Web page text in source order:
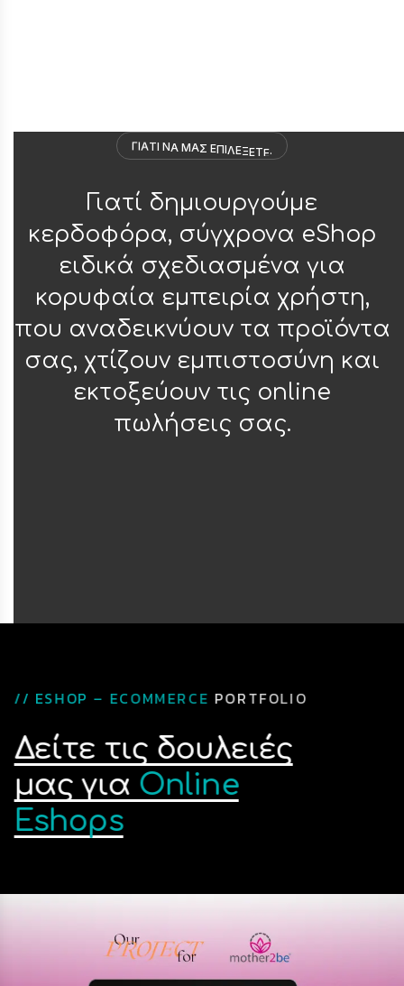
ΓΙΑΤΙ ΝΑ ΜΑΣ ΕΠΙ ΛΕΞΕΤΕ
Γιατί δημιουργούμε
κερδοφόρα, σύγχρονα eShop
ειδικά σχεδιασμένα για
κορυφαία εμπειρία χρήστη,
που αναδεικνύουν τα προϊόντα
σας, χτίζουν εμπιστοσύνη και
εκτοξεύουν τις online
πωλήσεις σας.
// ESHOP – ECOMMERCE PORTFOLIO
Δείτε τις δουλειές
μας για Online
Eshops